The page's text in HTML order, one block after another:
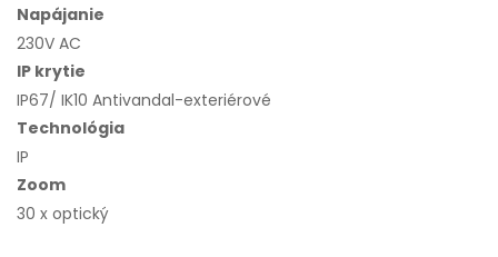
Napájanie
230V AC
IP krytie
IP67/ IK10 Antivandal-exteriérové
Technológia
IP
Zoom
30 x optický